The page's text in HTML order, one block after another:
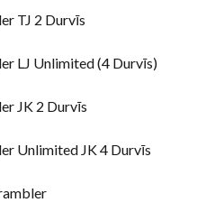
TJ 2 Durvīs
LJ Unlimited (4 Durvīs)
JK 2 Durvīs
Unlimited JK 4 Durvīs